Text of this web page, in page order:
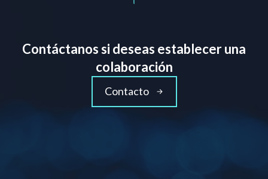
Contáctanos si deseas establecer una
colaboración
Contacto